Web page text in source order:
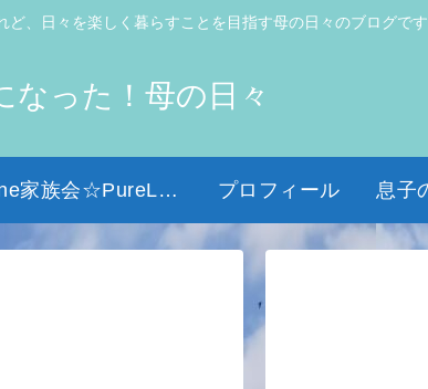
、日々を楽しく暮らすことを目指す母の日々のブログです
なった！母の日々
line家族会☆PureLight☆ プロフィール